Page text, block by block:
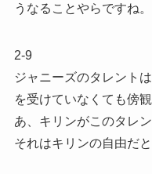
うなることやらですね。
2-9
ジャニーズのタレント
を受けていなくても傍
あ、キリンがこのタレ
それはキリンの自由だ